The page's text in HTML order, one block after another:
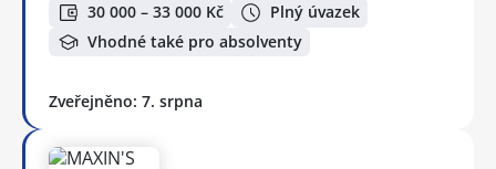
30 000 – 33 000 Kč
Plný úvazek
Vhodné také pro absolventy
Zveřejněno: 7. srpna